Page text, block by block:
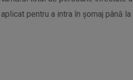
pentru a intra în șomaj până